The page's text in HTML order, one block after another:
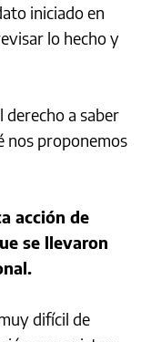
iniciado en
lo hecho y
a saber
nos proponemos
acción de
se llevaron
difícil de